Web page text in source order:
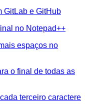
GitLab e GitHub
no Notepad++
espaços no
o final de todas as
terceiro caractere